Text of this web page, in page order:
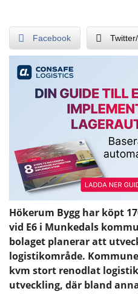
Facebook
Hökerum Bygg har köpt
vid E6 i Munkedals
bolaget planerar att
logistikområde.
kvm stort renodlat
utveckling, där bland